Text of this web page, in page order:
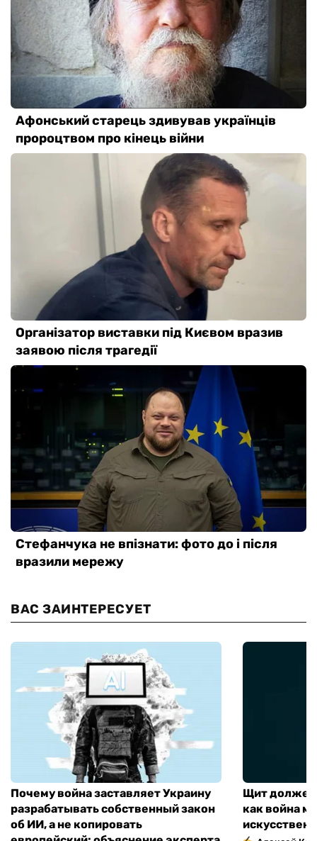
ВАС ЗАИНТЕРЕСУЕТ
Почему война заставляет Украину
разрабатывать собственный закон
об ИИ, а не копировать
Щит должен
как война